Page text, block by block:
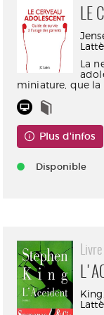
LE
La
miniature, que la ...
Plus d'infos
Disponible